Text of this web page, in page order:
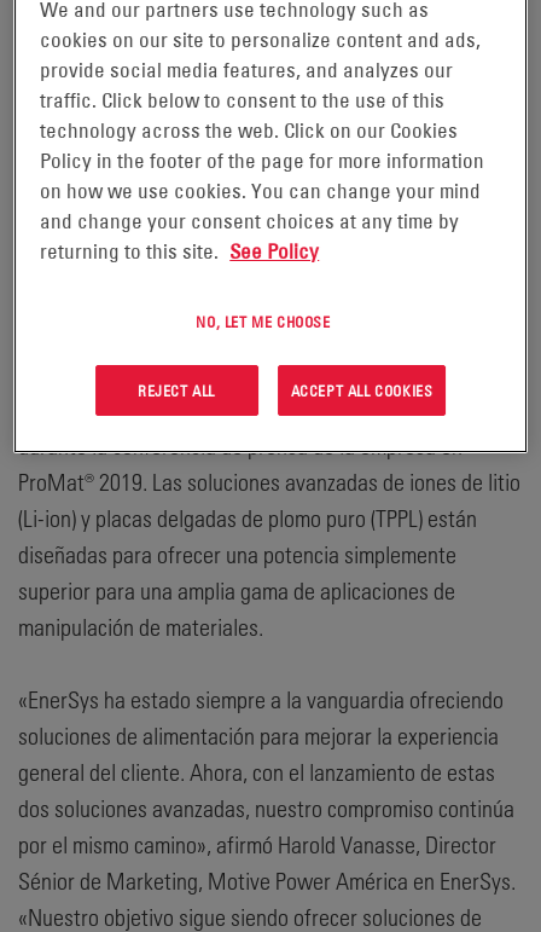
DELGADAS DE PLOMO PURO
(TPPL) EN PROMAT® 2019
READING, Pensilvania, 8 de abril
de 2019 -
EnerSys (NYSE:ENS), líder mundial en soluciones de
energía almacenada para aplicaciones industriales,
y NexSys® PURE, dos soluciones de alimentación
revolucionarias, inteligentes y flexibles. Los nuevos
productos se presentaron oficialmente esta mañana
durante la conferencia de prensa de la empresa en
ProMat® 2019. Las soluciones avanzadas de iones de litio
(Li-ion) y placas delgadas de plomo puro (TPPL) están
diseñadas para ofrecer una potencia simplemente
superior para una amplia gama de aplicaciones de
manipulación de materiales.
«EnerSys ha estado siempre a la vanguardia ofreciendo
soluciones de alimentación para mejorar la experiencia
general del cliente. Ahora, con el lanzamiento de estas
dos soluciones avanzadas, nuestro compromiso continúa
por el mismo camino», afirmó Harold Vanasse, Director
Sénior de Marketing, Motive Power América en EnerSys.
«Nuestro objetivo sigue siendo ofrecer soluciones de
We and our partners use technology such as
cookies on our site to personalize content and ads,
provide social media features, and analyzes our
traffic. Click below to consent to the use of this
technology across the web. Click on our Cookies
Policy in the footer of the page for more information
on how we use cookies. You can change your mind
and change your consent choices at any time by
returning to this site. See Policy
NO, LET ME CHOOSE
REJECT ALL ACCEPT ALL COOKIES